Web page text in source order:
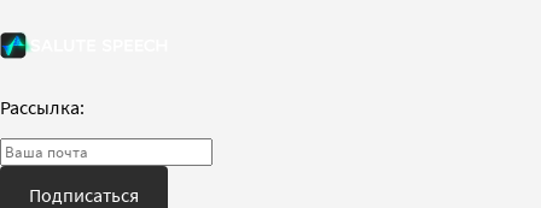
Рассылка:
Подписаться